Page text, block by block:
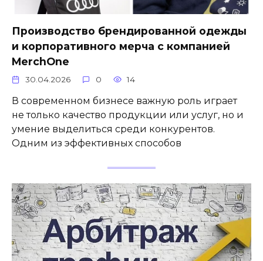
Производство брендированной одежды
и корпоративного мерча с компанией
MerchOne
30.04.2026 0 14
В современном бизнесе важную роль играет
не только качество продукции или услуг, но и
умение выделиться среди конкурентов.
Одним из эффективных способов